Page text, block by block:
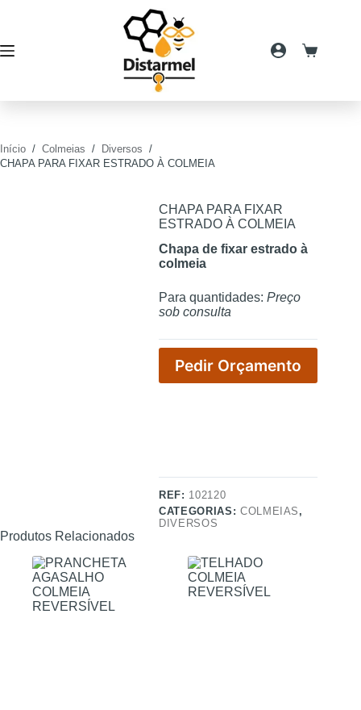
conteúdo
Carrinho
Início / Colmeias / Diversos /
CHAPA PARA FIXAR ESTRADO À COLMEIA
CHAPA PARA FIXAR
ESTRADO À COLMEIA
Chapa de fixar estrado à
colmeia
Para quantidades:Preço
sob consulta
Pedir Orçamento
REF: 102120
CATEGORIAS: COLMEIAS ,
DIVERSOS
Produtos Relacionados